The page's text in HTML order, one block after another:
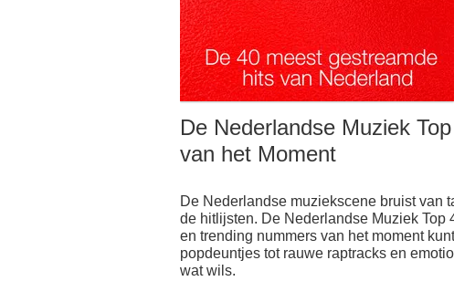
De Nederlandse Muziek
van het Moment
De Nederlandse muziekscene bruist van
de hitlijsten. De Nederlandse Muziek
en trending nummers van het moment
popdeuntjes tot rauwe raptracks en
wat wils.